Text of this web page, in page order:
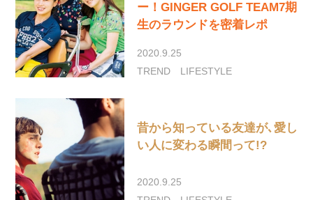
ー！GINGER GOLF TEAM7期
生のラウンドを密着レポ
2020.9.25
TREND
LIFESTYLE
昔から知っている友達が､愛し
い人に変わる瞬間って!?
2020.9.25